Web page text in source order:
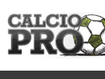
contenuto